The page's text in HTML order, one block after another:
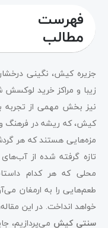
فهرست
مطالب
غذاهای غیر
خوشمزه‌ترین
معروف‌ترین
حرف آخر
سوالات متداول
جزیره کیش، نگینی
زیبا و مراکز خرید
نیز بخش مهمی از تجربه
کیش، که ریشه در فرهنگ و
مزه‌هایی هستند که هر
تازه گرفته شده از
محلی که هر کدام
طعم‌هایی را به ارمغان
خواهد انداخت. در این
سنتی کیش می‌پردازیم،